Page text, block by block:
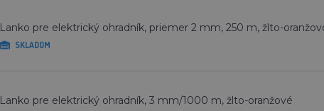
Lanko pre elektrický ohradník, priemer 2 mm, 250 m, žlto-
SKLADOM
Lanko pre elektrický ohradník, 3 mm/1000 m, žlto-oranžové